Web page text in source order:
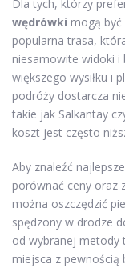
Dla tych, którzy
wędrówki mogą być
popularna trasa,
niesamowite widoki i
większego wysiłku i
podróży dostarcza
takie jak Salkantay
koszt jest często
Aby znaleźć
porównać ceny oraz
można oszczędzić
spędzony w drodze
od wybranej metody
miejsca z pewnością